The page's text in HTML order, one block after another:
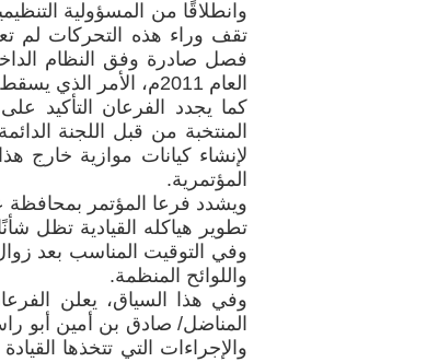
وانطلاقًا من المسؤولية
تقف وراء هذه التحركات لم
فصل صادرة وفق النظام
العام 2011م، الأمر الذي يسقط عنها أي صفة تخولها الحديث باسم المؤتمر أو الادعاء بتمثيله.
كما يجدد الفرعان التأكيد
لإنشاء كيانات موازية خارج
المؤتمرية.
ويشدد فرعا المؤتمر بمحافظة
تطوير هياكله القيادية تظل
وفي التوقيت المناسب بعد زوال
واللوائح المنظمة.
وفي هذا السياق، يعلن
المناضل/ صادق بن أمين أبو
والإجراءات التي تتخذها